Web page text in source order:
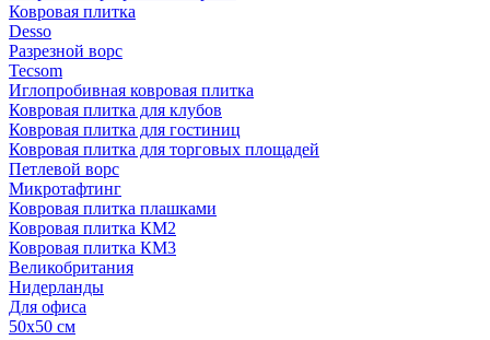
Ковровая плитка
Desso
Разрезной ворс
Tecsom
Иглопробивная ковровая плитка
Ковровая плитка для клубов
Ковровая плитка для гостиниц
Ковровая плитка для торговых площадей
Петлевой ворс
Микротафтинг
Ковровая плитка плашками
Ковровая плитка КМ2
Ковровая плитка КМ3
Великобритания
Нидерланды
Для офиса
50х50 см